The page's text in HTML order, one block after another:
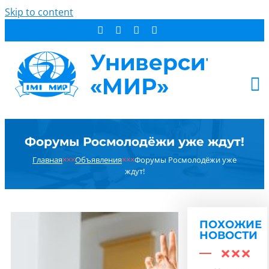
Skip to content
СТУДЕНТУ
ДОПОБРАЗОВАНИЕ
РЕЗУЛЬТАТ ПОИСКА:
Форумы Росмолодёжи уже ждут!
Главная×××Объявления×××Форумы Росмолодёжи уже
ждут!
ПОХОЖИЕ
НОВОСТИ